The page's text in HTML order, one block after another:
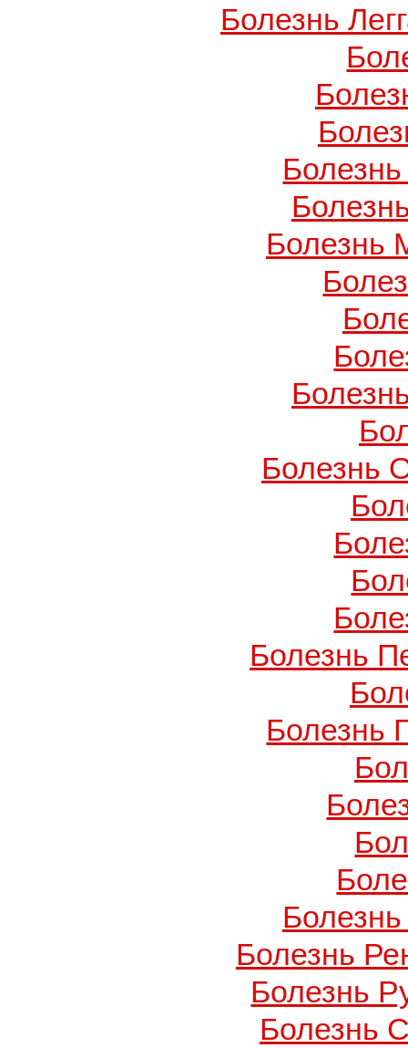
Болезнь
Болезнь
Болезнь
Болезнь
Болезнь
Болезнь
Болезнь
Болезнь